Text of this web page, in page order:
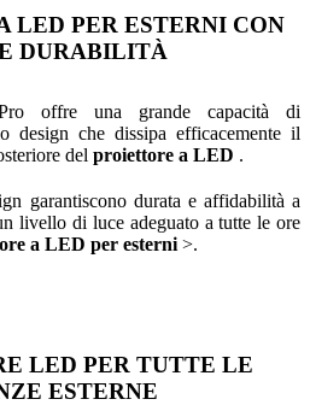
LED PER ESTERNI CON
DURABILITÀ
offre una grande capacità di
design che dissipa efficacemente il
del proiettore a LED .
garantiscono durata e affidabilità a
livello di luce adeguato a tutte le ore
a LED per esterni >.
LED PER TUTTE LE
ESTERNE